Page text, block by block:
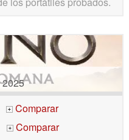
2025
+
Comparar
+
Comparar